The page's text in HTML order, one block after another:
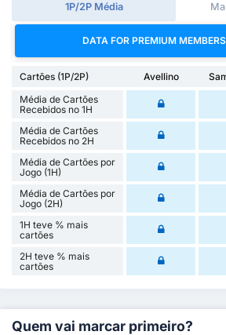
1P/2P Média
DATA FOR PREMIUM
Cartões (1P/2P) Avellino
Média de Cartões
Recebidos no 1H
Média de Cartões
Recebidos no 2H
Média de Cartões por
Jogo (1H)
Média de Cartões por
Jogo (2H)
1H teve % mais
cartões
2H teve % mais
cartões
Quem vai marcar primeiro?